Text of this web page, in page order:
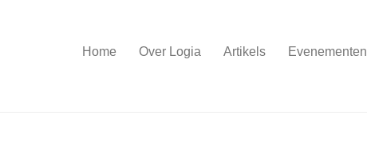
Home Over Logia Artikels Evenementen